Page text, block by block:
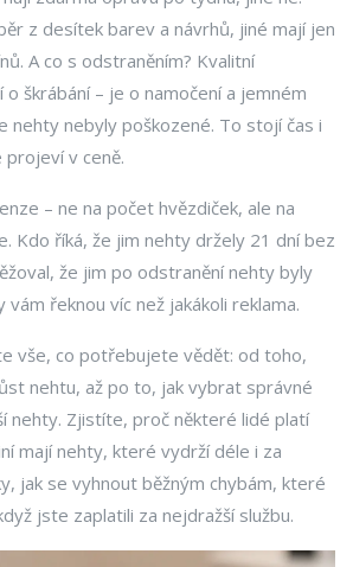
z desítek barev a návrhů, jiné mají jen
A co s odstraněním? Kvalitní
škrábání – je o namočení a jemném
nehty nebyly poškozené. To stojí čas i
v ceně.
– ne na počet hvězdiček, ale na
Kdo říká, že jim nehty držely 21 dní bez
že jim po odstranění nehty byly
řeknou víc než jakákoli reklama.
vše, co potřebujete vědět: od toho,
nehtu, až po to, jak vybrat správné
nehty. Zjistíte, proč některé lidé platí
mají nehty, které vydrží déle i za
jak se vyhnout běžným chybám, které
jste zaplatili za nejdražší službu.